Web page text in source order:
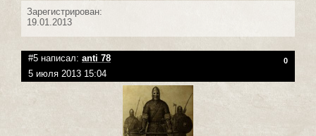
Зарегистрирован:
19.01.2013
#5 написал: anti 78 0
5 июля 2013 15:04